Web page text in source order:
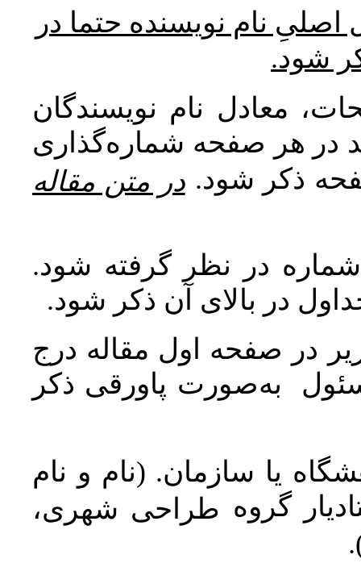
نام نویسنده حتما در
شود.
معادل نام نویسندگان
در هر صفحه شماره‌گذاری
ذکر شود. در متن مقاله
در نظر گرفته شود.
در بالای آن ذکر شود.
در صفحه اول مقاله درج
به‌صورت پاورقی ذکر
یا سازمان. (نام و نام
گروه طراحی شهری،